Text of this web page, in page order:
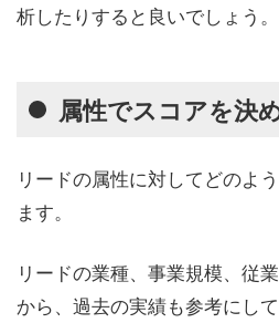
析したりすると良いでしょう。
属性でスコアを決
リードの属性に対してどのよ
ます。
リードの業種、事業規模、従
から、過去の実績も参考にし